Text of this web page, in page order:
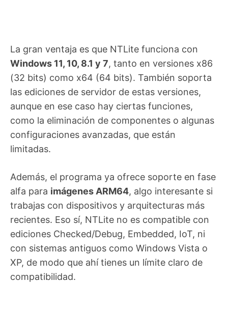
La gran ventaja es que NTLite funciona con
Windows 11, 10, 8.1 y 7, tanto en versiones x86
(32 bits) como x64 (64 bits). También soporta
las ediciones de servidor de estas versiones,
aunque en ese caso hay ciertas funciones,
como la eliminación de componentes o algunas
configuraciones avanzadas, que están
limitadas.
Además, el programa ya ofrece soporte en fase
alfa para imágenes ARM64, algo interesante si
trabajas con dispositivos y arquitecturas más
recientes. Eso sí, NTLite no es compatible con
ediciones Checked/Debug, Embedded, IoT, ni
con sistemas antiguos como Windows Vista o
XP, de modo que ahí tienes un límite claro de
compatibilidad.